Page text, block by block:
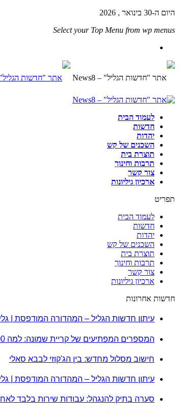
היום ה-30 בינואר , 2026
Select your Top Menu from wp menus
לעמוד הבית
חדשות
יהדות
השכנים של קש
תוצרת בית
תרבות וחינוך
צור קשר
ארכיון גיליונות
תפריט
לעמוד הבית
חדשות
יהדות
השכנים של קש
תוצרת בית
תרבות וחינוך
צור קשר
ארכיון גיליונות
חדשות אחרונות
עיתון חדשות הגליל – המהדורה המודפסת | גליון
המספרים המפתיעים של קריית שמונה: למה 600 דורשי עבודה הם לא מה שחשבתם?
חישוב מסלול מחדש: בין הג'קוזי לבבא סאלי
עיתון חדשות הגליל – המהדורה המודפסת | גליון
סערה בתיק להנגהל: עבודות שירות בלבד